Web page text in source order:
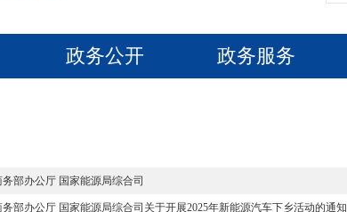
政务公开 政务服务
部办公厅 国家能源局综合司
部办公厅 国家能源局综合司关于开展2025年新能源汽车下乡活动的通知